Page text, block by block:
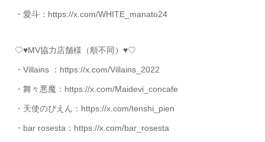
・愛斗：https://x.com/WHITE_manato24
♡♥MV協力店舗様（順不同）♥♡
・Villains ：https://x.com/Villains_2022
・舞々悪魔：https://x.com/Maidevi_concafe
・天使のぴえん：https://x.com/tenshi_pien
・bar rosesta：https://x.com/bar_rosesta